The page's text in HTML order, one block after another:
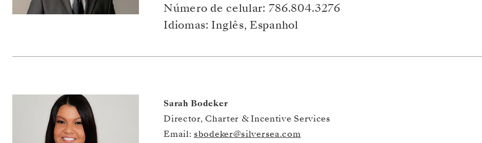
Número de celular: 786.804.3276
Idiomas: Inglês, Espanhol
Sarah Bodeker
Director, Charter & Incentive Services
Email: sbodeker@silversea.com